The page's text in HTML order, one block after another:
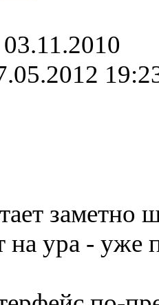
03.11.2010
заметно
на ура - уже